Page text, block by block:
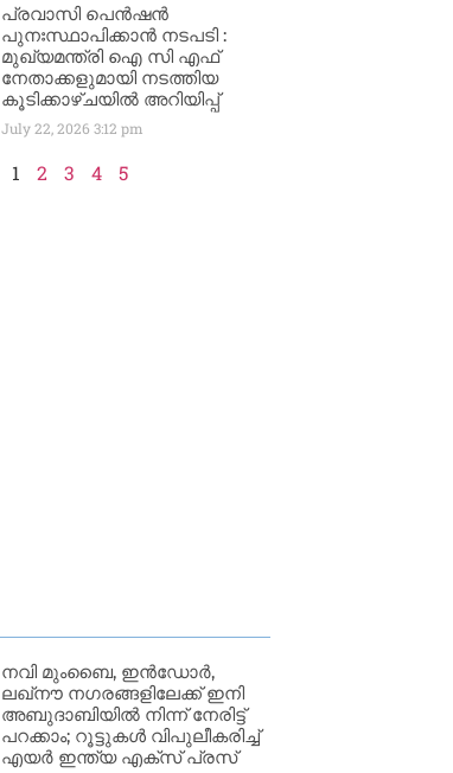
പ്രവാസി പെൻഷൻ
പുനഃസ്ഥാപിക്കാൻ നടപടി :
മുഖ്യമന്ത്രി ഐ സി എഫ്
നേതാക്കളുമായി നടത്തിയ
കൂടിക്കാഴ്ചയിൽ അറിയിപ്പ്
July 22, 2026 3:12 pm
1 2 3 4 5
നവി മുംബൈ, ഇൻഡോർ,
ലഖ്നൗ നഗരങ്ങളിലേക്ക് ഇനി
അബുദാബിയിൽ നിന്ന് നേരിട്ട്
പറക്കാം; റൂട്ടുകൾ വിപുലീകരിച്ച്
എയർ ഇന്ത്യ എക്സ് പ്രസ്